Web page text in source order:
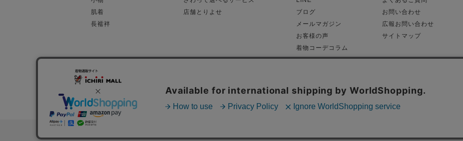
肌着
長襦袢
店舗とりよせ
ブログ
メールマガジン
お客様の声
着物コーデコラム
お問い合わせ
広報お問い合わせ
サイトマップ